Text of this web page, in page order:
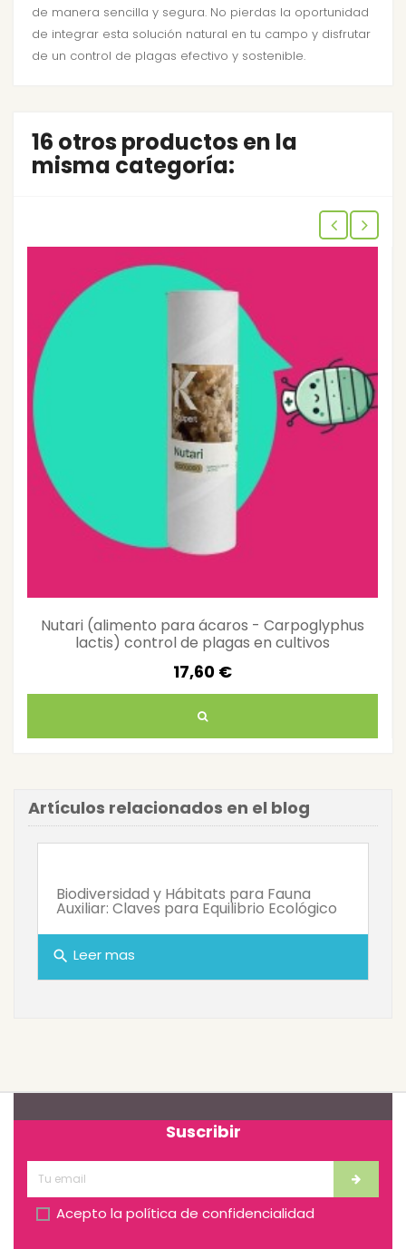
de manera sencilla y segura. No pierdas la oportunidad
de integrar esta solución natural en tu campo y disfrutar
de un control de plagas efectivo y sostenible.
16 otros productos en la
misma categoría:
Nutari (alimento para ácaros - Carpoglyphus
lactis) control de plagas en cultivos
17,60 €
Artículos relacionados en el blog
Biodiversidad y Hábitats para Fauna
Auxiliar: Claves para Equilibrio Ecológico
search Leer mas
Suscribir
Acepto la política de confidencialidad